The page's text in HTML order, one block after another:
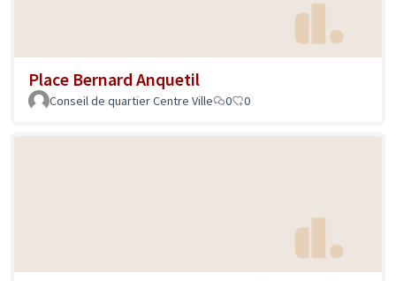
Place Bernard Anquetil
Conseil de quartier Centre Ville 0 0